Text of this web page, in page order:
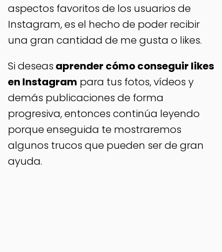
aspectos favoritos de los usuarios de
Instagram, es el hecho de poder recibir
una gran cantidad de me gusta o likes.
Si deseas aprender cómo conseguir likes
en Instagram para tus fotos, vídeos y
demás publicaciones de forma
progresiva, entonces continúa leyendo
porque enseguida te mostraremos
algunos trucos que pueden ser de gran
ayuda.